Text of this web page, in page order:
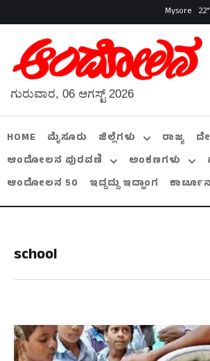
Mysore 22
ಗುರುವಾರ, 06 ಆಗಸ್ಟ್ 2026
HOME ಮೈಸೂರು ಜಿಲ್ಲೆಗಳು ರಾಜ್ಯ
ಆಂದೋಲನ ಪುರವಣಿ
ಅಂಕಣಗಳು
ಆಂದೋಲನ 50
ಇದ್ದದ್ದು ಇದ್ಹಾಂಗ
school